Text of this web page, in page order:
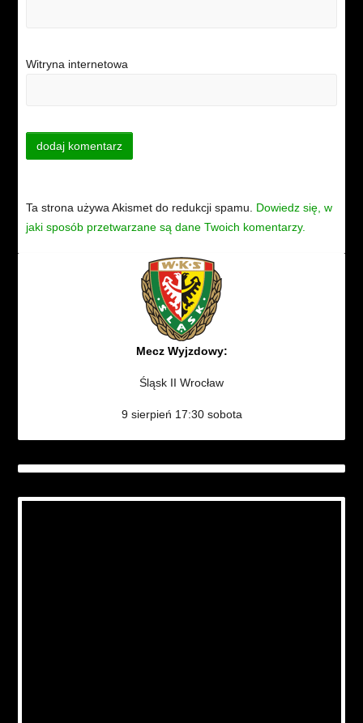
Witryna internetowa
Ta strona używa Akismet do redukcji spamu. Dowiedz się, w
jaki sposób przetwarzane są dane Twoich komentarzy.
Mecz Wyjzdowy:
Śląsk II Wrocław
9 sierpień 17:30 sobota